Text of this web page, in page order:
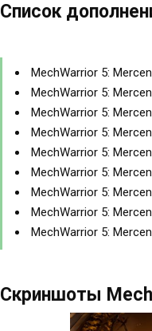
Список
MechWarrior 5:
MechWarrior 5:
MechWarrior 5:
MechWarrior 5:
MechWarrior 5:
MechWarrior 5:
MechWarrior 5:
MechWarrior 5:
MechWarrior 5:
Скриншоты